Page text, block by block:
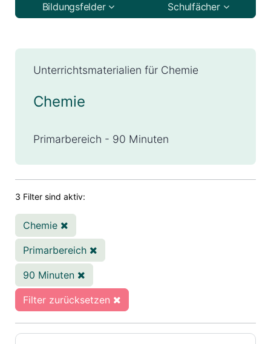
Unterrichtsmaterialien für Chemie
Chemie
Primarbereich - 90 Minuten
3 Filter sind aktiv:
Chemie
Primarbereich
90 Minuten
Filter zurücksetzen
Bildungsfelder Schulfächer